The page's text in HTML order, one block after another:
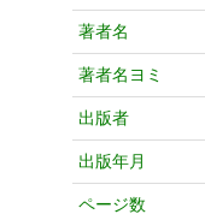
著者名
著者名ヨミ
出版者
出版年月
ページ数